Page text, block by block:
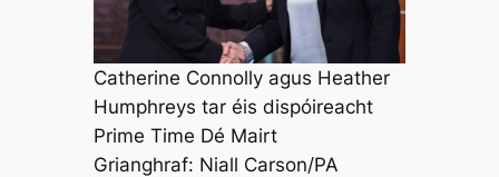
Catherine Connolly agus Heather
Humphreys tar éis dispóireacht
Prime Time Dé Mairt
Grianghraf: Niall Carson/PA